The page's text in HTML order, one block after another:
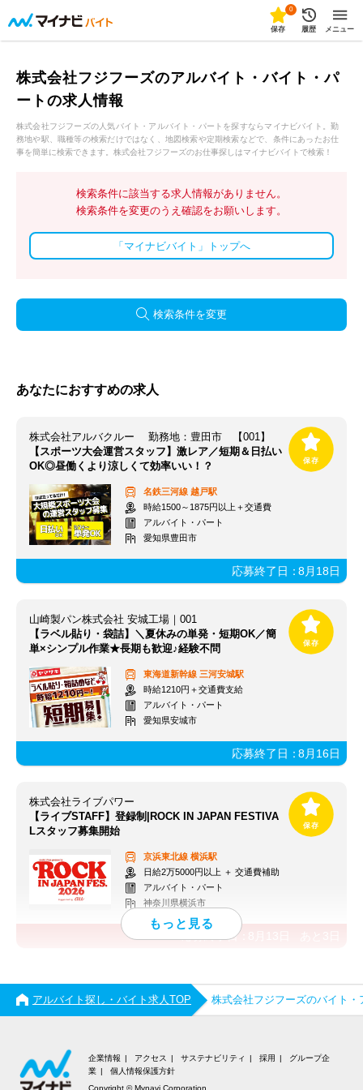
0
保存 履歴 メニュー
株式会社フジフーズのアルバイト・バイト・パ
ートの求人情報
株式会社フジフーズの人気バイト・アルバイト・パートを探すならマイナビバイト。勤
務地や駅、職種等の検索だけではなく、地図検索や定期検索などで、条件にあったお仕
事を簡単に検索できます。株式会社フジフーズのお仕事探しはマイナビバイトで検索！
検索条件に該当する求人情報がありません。
検索条件を変更のうえ確認をお願いします。
「マイナビバイト」トップへ
検索条件を変更
あなたにおすすめの求人
株式会社アルバクルー 勤務地：豊田市 【001】
【スポーツ大会運営スタッフ】激レア／短期＆日払い
OK◎昼働くより涼しくて効率いい！？
名鉄三河線 越戸駅
時給1500～1875円以上＋交通費
アルバイト・パート
愛知県豊田市
応募終了日：8月18日
山崎製パン株式会社 安城工場｜001
【ラベル貼り・袋詰】＼夏休みの単発・短期OK／簡
単×シンプル作業★長期も歓迎♪経験不問
東海道新幹線 三河安城駅
時給1210円＋交通費支給
アルバイト・パート
愛知県安城市
応募終了日：8月16日
株式会社ライブパワー
【ライブSTAFF】登録制|ROCK IN JAPAN FESTIVA
Lスタッフ募集開始
京浜東北線 横浜駅
日給2万5000円以上 ＋ 交通費補助
アルバイト・パート
神奈川県横浜市
応募終了日：
アルバイト探し・バイト求人TOP 株式会社フジフーズのバイト・
企業情報 アクセス サステナビリティ 採用
グループ企
業
個人情報保護方針
Copyright © Mynavi Corporation